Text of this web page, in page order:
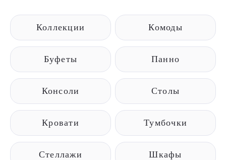
Коллекции Комоды
Буфеты Панно
Консоли Столы
Кровати Тумбочки
Стеллажи Шкафы